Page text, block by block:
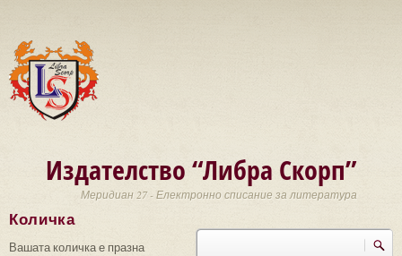
Издателство “Либра Скорп”
Меридиан 27 - Електронно списание за литература
Търси
Количка
Вашата количка е празна